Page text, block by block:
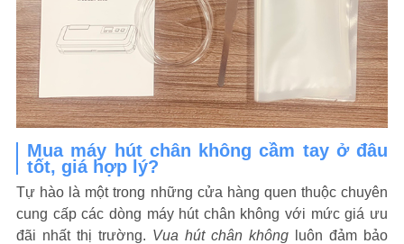
Mua máy hút chân không cầm tay ở đâu
tốt, giá hợp lý?
Tự hào là một trong những cửa hàng quen thuộc chuyên
cung cấp các dòng máy hút chân không với mức giá ưu
đãi nhất thị trường. Vua hút chân không luôn đảm bảo